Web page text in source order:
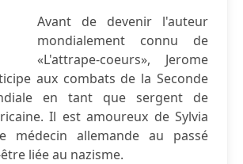
Avant de devenir l'auteur
mondialement connu de
«L'attrape-coeurs», Jerome
aux combats de la Seconde
en tant que sergent de
Il est amoureux de Sylvia
médecin allemande au passé
liée au nazisme.